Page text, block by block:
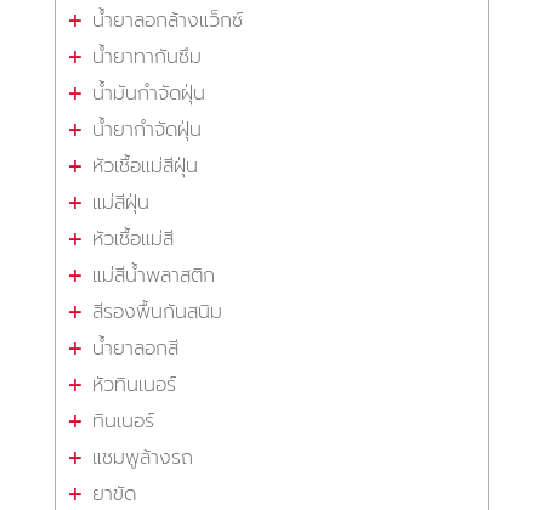
น้ำยาลอกล้างแว็กซ์
น้ำยาทากันซึม
น้ำมันกำจัดฝุ่น
น้ำยากำจัดฝุ่น
หัวเชื้อแม่สีฝุ่น
แม่สีฝุ่น
หัวเชื้อแม่สี
แม่สีน้ำพลาสติก
สีรองพื้นกันสนิม
น้ำยาลอกสี
หัวทินเนอร์
ทินเนอร์
แชมพูล้างรถ
ยาขัด